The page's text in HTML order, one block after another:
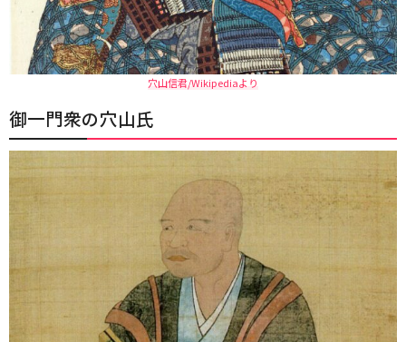
穴山信君/Wikipediaより
御一門衆の穴山氏